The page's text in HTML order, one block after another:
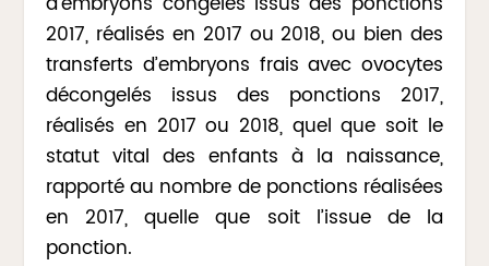
2017, réalisés en 2017 ou 2018, ou bien des
transferts d’embryons frais avec ovocytes
décongelés issus des ponctions 2017,
réalisés en 2017 ou 2018, quel que soit le
statut vital des enfants à la naissance,
rapporté au nombre de ponctions réalisées
en 2017, quelle que soit l’issue de la
ponction.